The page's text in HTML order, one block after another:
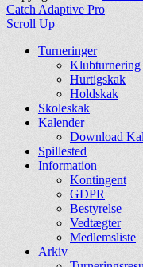
Catch Adaptive Pro
Scroll Up
Turneringer
Klubturnering
Hurtigskak
Holdskak
Skoleskak
Kalender
Download
Spillested
Information
Kontingent
GDPR
Bestyrelse
Vedtægter
Medlemsliste
Arkiv